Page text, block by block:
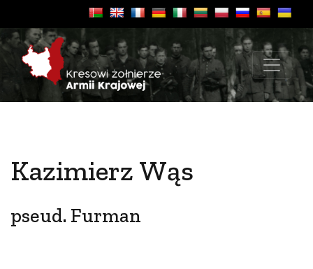
Kazimierz Wąs
pseud. Furman